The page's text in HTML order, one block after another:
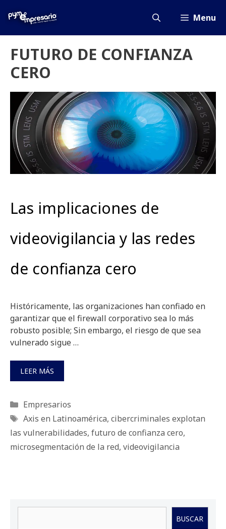
Menu
FUTURO DE CONFIANZA
CERO
Las implicaciones de
videovigilancia y las redes
de confianza cero
Históricamente, las organizaciones han confiado en
garantizar que el firewall corporativo sea lo más
robusto posible; Sin embargo, el riesgo de que sea
vulnerado sigue …
LEER MÁS
Categorías
Empresarios
Etiquetas
Axis en Latinoamérica, cibercriminales explotan
las vulnerabilidades, futuro de confianza cero,
microsegmentación de la red, videovigilancia
BUSCAR